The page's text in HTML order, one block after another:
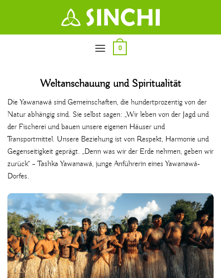
0
Weltanschauung und Spiritualität
Die Yawanawá sind Gemeinschaften, die hundertprozentig von der
Natur abhängig sind. Sie selbst sagen: „Wir leben von der Jagd und
der Fischerei und bauen unsere eigenen Häuser und
Transportmittel. Unsere Beziehung ist von Respekt, Harmonie und
Gegenseitigkeit geprägt. „Denn was wir der Erde nehmen, geben wir
zurück“ – Tashka Yawanawá, junge Anführerin eines Yawanawá-
Dorfes.